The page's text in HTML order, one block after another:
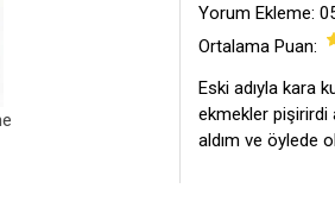
Yorum Ekleme:
Ortalama Puan:
Eski adıyla kara
ekmekler pişirirdi
aldım ve öylede